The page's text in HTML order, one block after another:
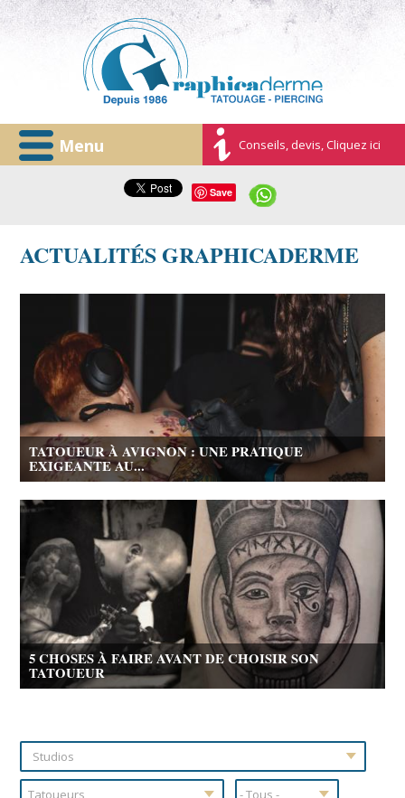
Menu Conseils, devis, Cliquez ici
Save
ACTUALITÉS GRAPHICADERME
TATOUEUR À AVIGNON : UNE PRATIQUE
EXIGEANTE AU...
5 CHOSES À FAIRE AVANT DE CHOISIR SON
TATOUEUR